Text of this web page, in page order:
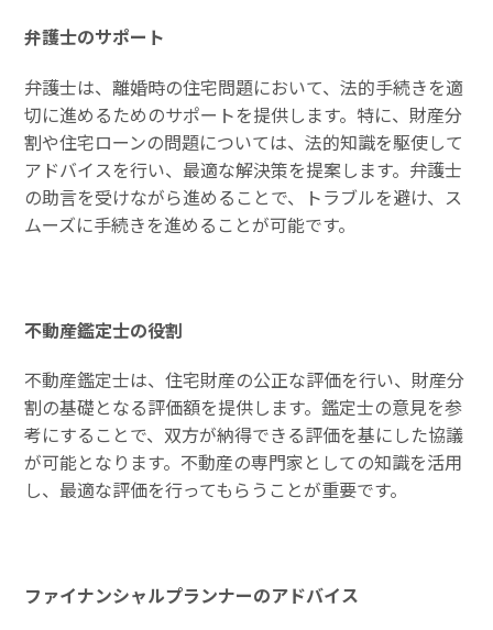
弁護士のサポート
弁護士は、離婚時の住宅問題において、法的手続きを適
切に進めるためのサポートを提供します。特に、財産分
割や住宅ローンの問題については、法的知識を駆使して
アドバイスを行い、最適な解決策を提案します。弁護士
の助言を受けながら進めることで、トラブルを避け、ス
ムーズに手続きを進めることが可能です。
不動産鑑定士の役割
不動産鑑定士は、住宅財産の公正な評価を行い、財産分
割の基礎となる評価額を提供します。鑑定士の意見を参
考にすることで、双方が納得できる評価を基にした協議
が可能となります。不動産の専門家としての知識を活用
し、最適な評価を行ってもらうことが重要です。
ファイナンシャルプランナーのアドバイス